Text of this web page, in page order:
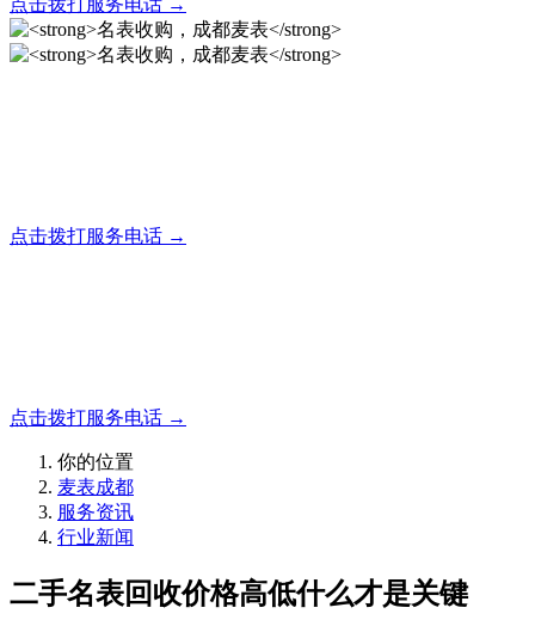
点击拨打服务电话 →
点击拨打服务电话 →
点击拨打服务电话 →
你的位置
麦表成都
服务资讯
行业新闻
二手名表回收价格高低什么才是关键